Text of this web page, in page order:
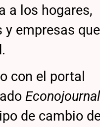
a los hogares,
y empresas
con el portal
Econojournal
de cambio